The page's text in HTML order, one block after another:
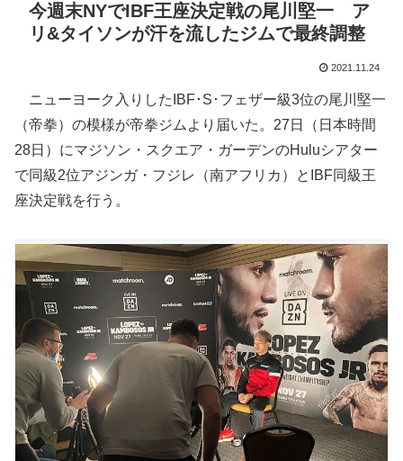
今週末NYでIBF王座決定戦の尾川堅一 ア
リ&タイソンが汗を流したジムで最終調整
2021.11.24
ニューヨーク入りしたIBF･S･フェザー級3位の尾川堅一
（帝拳）の模様が帝拳ジムより届いた。27日（日本時間
28日）にマジソン・スクエア・ガーデンのHuluシアター
で同級2位アジンガ・フジレ（南アフリカ）とIBF同級王
座決定戦を行う。